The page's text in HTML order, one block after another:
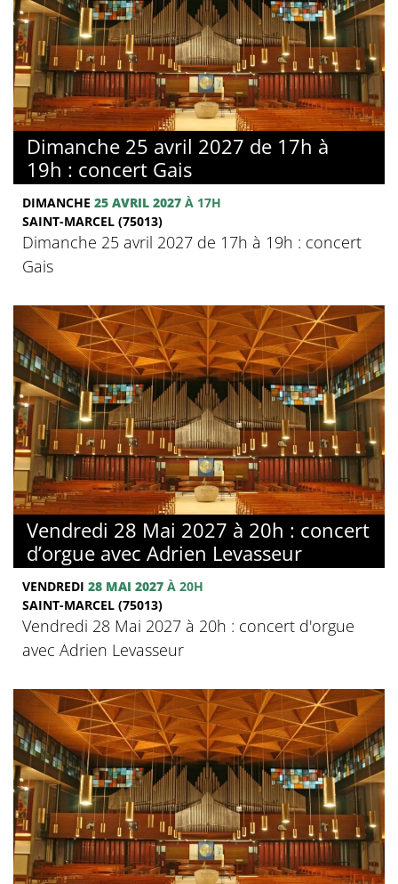
Dimanche 25 avril 2027 de 17h à
19h : concert Gais
DIMANCHE 25 AVRIL 2027 À 17H
SAINT-MARCEL (75013)
Dimanche 25 avril 2027 de 17h à 19h : concert
Gais
Vendredi 28 Mai 2027 à 20h : concert
d’orgue avec Adrien Levasseur
VENDREDI 28 MAI 2027 À 20H
SAINT-MARCEL (75013)
Vendredi 28 Mai 2027 à 20h : concert d'orgue
avec Adrien Levasseur